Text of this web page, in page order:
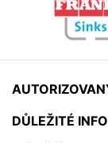
DŮLEŽITÉ